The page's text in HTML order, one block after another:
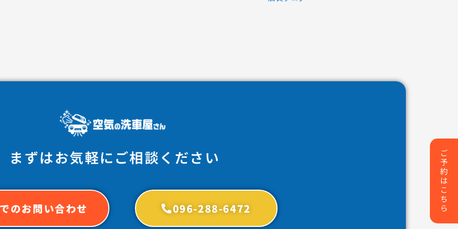
まずはお気軽にご相談ください
のお問い合わせ 096-288-6472 ご予約はこちら